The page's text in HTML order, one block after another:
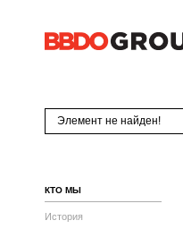
Элемент не найден!
КТО МЫ
История